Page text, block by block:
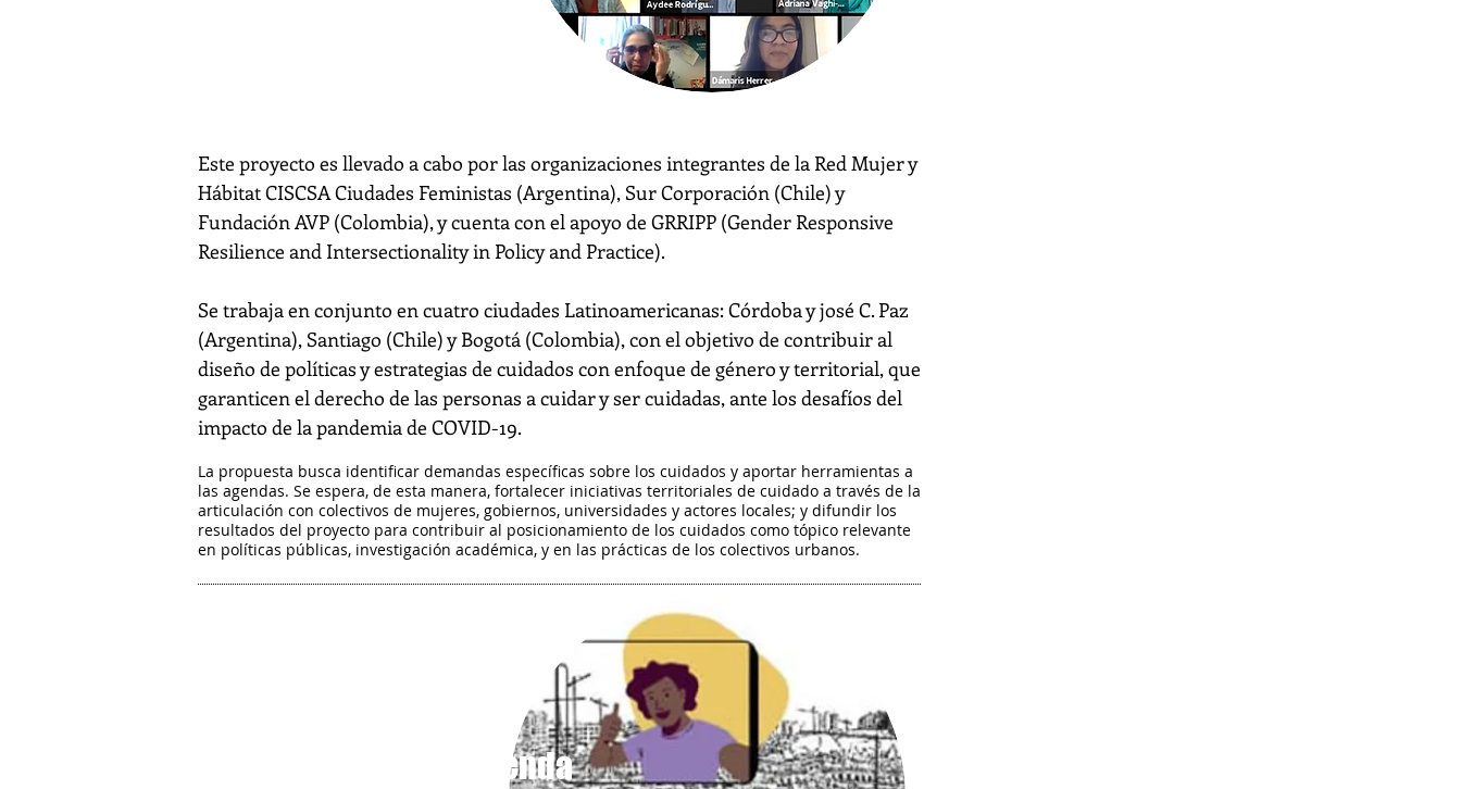
Este proyecto es llevado a cabo por las organizaciones integrantes de la Red Mujer y
Hábitat CISCSA Ciudades Feministas (Argentina), Sur Corporación (Chile) y
Fundación AVP (Colombia), y cuenta con el apoyo de GRRIPP (Gender Responsive
Resilience and Intersectionality in Policy and Practice).
Se trabaja en conjunto en cuatro ciudades Latinoamericanas: Córdoba y josé C. Paz
(Argentina), Santiago (Chile) y Bogotá (Colombia), con el objetivo de contribuir al
diseño de políticas y estrategias de cuidados con enfoque de género y territorial, que
garanticen el derecho de las personas a cuidar y ser cuidadas, ante los desafíos del
impacto de la pandemia de COVID-19.
La propuesta busca identificar demandas específicas sobre los cuidados y aportar herramientas a
las agendas. Se espera, de esta manera, fortalecer iniciativas territoriales de cuidado a través de la
articulación con colectivos de mujeres, gobiernos, universidades y actores locales; y difundir los
resultados del proyecto para contribuir al posicionamiento de los cuidados como tópico relevante
en políticas públicas, investigación académica, y en las prácticas de los colectivos urbanos.
personas LBTIQ+
garantizando la agenda